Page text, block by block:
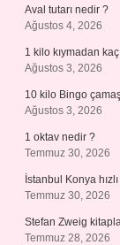
Aval tutarı nedir ?
Ağustos 4, 2026
1 kilo kıymadan
Ağustos 3, 2026
10 kilo Bingo
Ağustos 3, 2026
1 oktav nedir ?
Temmuz 30, 2026
İstanbul Konya
Temmuz 30, 2026
Stefan Zweig
Temmuz 28, 2026